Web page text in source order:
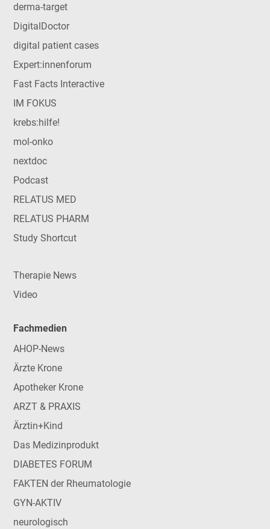
derma-target
DigitalDoctor
digital patient cases
Expert:innenforum
Fast Facts Interactive
IM FOKUS
krebs:hilfe!
mol-onko
nextdoc
Podcast
RELATUS MED
RELATUS PHARM
Study Shortcut
Therapie News
Video
Fachmedien
AHOP-News
Ärzte Krone
Apotheker Krone
ARZT & PRAXIS
Ärztin+Kind
Das Medizinprodukt
DIABETES FORUM
FAKTEN der Rheumatologie
GYN-AKTIV
neurologisch